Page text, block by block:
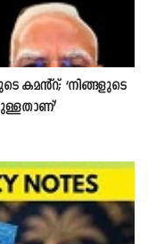
കമൻ്റ്; ‘നിങ്ങളുടെ